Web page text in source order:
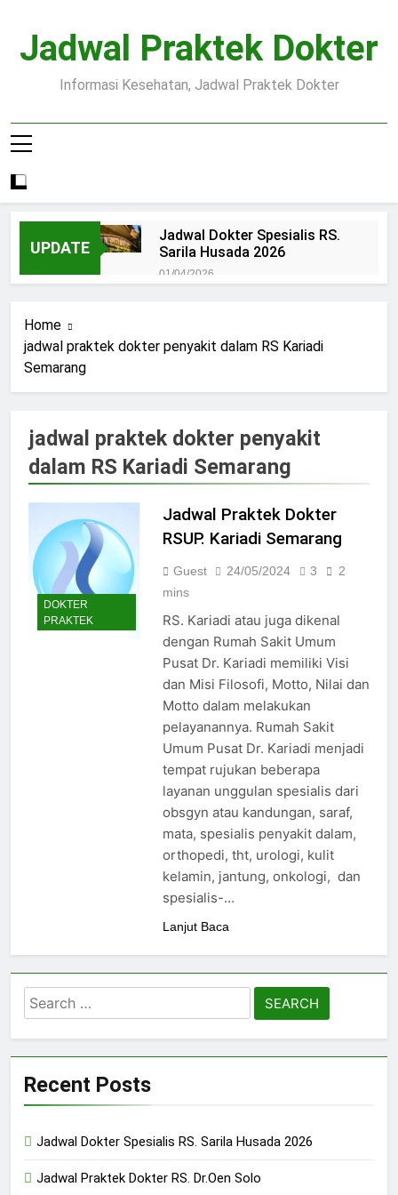
content
Jadwal Praktek Dokter
Informasi Kesehatan, Jadwal Praktek Dokter
UPDATE
Jadwal Dokter Spesialis RS.
Sarila Husada 2026
01/04/2026
Pendaftaran Pasien BPJS
15/07/2025
Poliklinik Spesialis Terbaru
Jadwal Praktek Dokter RS
Maguan Husada Wonogiri
15/07/2025
Daftar online rs sarila
husada sragen
15/07/2025
Jadwal Dokter RS. Puri Asih
15/07/2025
Jadwal Dokter RS Mulia
Hati Wonogiri
15/07/2025
Pendaftaran Pasien BPJS
RSUD Bung Karno
24/05/2024
Pendaftaran Pasien BPJS
RSUD Banyumas
24/05/2024
Home
jadwal praktek dokter penyakit dalam RS Kariadi
Semarang
jadwal praktek dokter penyakit
dalam RS Kariadi Semarang
DOKTER
PRAKTEK
Jadwal Praktek Dokter
RSUP. Kariadi Semarang
Guest 24/05/2024 3
2
mins
RS. Kariadi atau juga dikenal
dengan Rumah Sakit Umum
Pusat Dr. Kariadi memiliki Visi
dan Misi Filosofi, Motto, Nilai dan
Motto dalam melakukan
pelayanannya. Rumah Sakit
Umum Pusat Dr. Kariadi menjadi
tempat rujukan beberapa
layanan unggulan spesialis dari
obsgyn atau kandungan, saraf,
mata, spesialis penyakit dalam,
orthopedi, tht, urologi, kulit
kelamin, jantung, onkologi, dan
spesialis-…
Lanjut Baca
Search
for:
Recent Posts
Jadwal Dokter Spesialis RS. Sarila Husada 2026
Jadwal Praktek Dokter RS. Dr.Oen Solo